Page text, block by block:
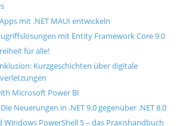
mit .NET MAUI entwickeln
mit Entity Framework Core 9.0
für alle!
Kurzgeschichten über digitale
Microsoft Power BI
Neuerungen in .NET 9.0 gegenüber .NET 8.0
Windows PowerShell 5 – das Praxishandbuch